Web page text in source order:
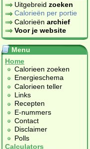
Uitgebreid zoeken
Calorieën per portie
Calorieën archief
Voor je website
Menu
Home
Calorieen zoeken
Energieschema
Calorieen teller
Links
Recepten
E-nummers
Contact
Disclaimer
Polls
Calculators